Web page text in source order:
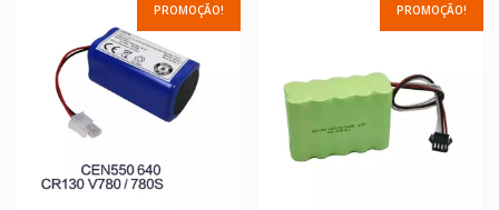
PROMOÇÃO! PROMOÇÃO!